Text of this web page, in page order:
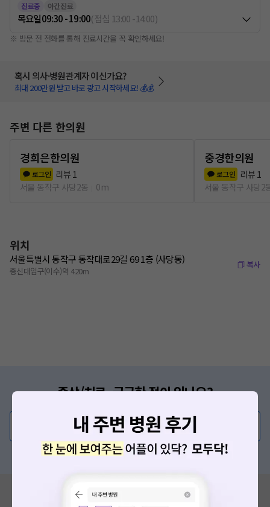
진료중 야간진료
목요일09:30 - 19:00(점심 13:00-14:00)
※ 방문 전 전화를 통해 진료시간을 꼭 확인하세요!
혹시 의사·병원관계자 이신가요?
최대 200만원 받고 바로 광고 시작하세요! 💰💰
주변 다른 한의원
경희은한의원
로그인 리뷰 1
서울 동작구 사당2동
0m
중경한의원
로그인 리뷰 1
서울 동작구 사당2
위치
서울특별시 동작구 동작대로29길 69 1층 (사당동)
총신대입구(이수)역 420m
복사
증상/치료, 궁금한 점이 있나요?
💬 무엇이든 물어보세요
혹은, 의료상담 서비스에 다양한 게시글 보러가기
혹시 잘못된 병원정보가 있나요?
모두닥 팀에 알려주세요!